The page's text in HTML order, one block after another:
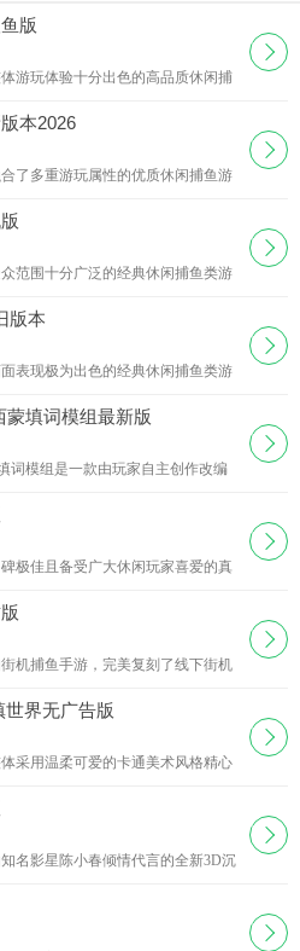
版
游玩体验十分出色的高品质休闲捕
玩家的喜爱与认可。本次专属
下载
本2026
了多重游玩属性的优质休闲捕鱼游
游玩内容十分立体饱满。这
下载
范围十分广泛的经典休闲捕鱼类游
打造。这款游戏巧妙融合了
下载
版本
表现极为出色的经典休闲捕鱼类游
戏币不足带来的游玩限制。
下载
蒙填词模组最新版
词模组是一款由玩家自主创作改编
延续了原作轻松魔性的音乐
下载
极佳且备受广大休闲玩家喜爱的真
类捕鱼游戏中拥有超高的人
下载
机捕鱼手游，完美复刻了线下街机
能找回童年街机捕鱼的回忆
下载
世界无广告版
采用温柔可爱的卡通美术风格精心
专属于自己的独特游戏世界
下载
名影星陈小春倾情代言的全新3D沉
感与游玩体验。游戏主打写
下载
下载